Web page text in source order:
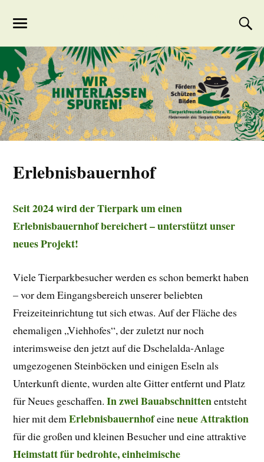
Erlebnisbauernhof
Seit 2024 wird der Tierpark um einen
Erlebnisbauernhof bereichert – unterstützt unser
neues Projekt!
Viele Tierparkbesucher werden es schon bemerkt haben
– vor dem Eingangsbereich unserer beliebten
Freizeiteinrichtung tut sich etwas. Auf der Fläche des
ehemaligen „Viehhofes“, der zuletzt nur noch
interimsweise den jetzt auf die Dschelalda-Anlage
umgezogenen Steinböcken und einigen Eseln als
Unterkunft diente, wurden alte Gitter entfernt und Platz
für Neues geschaffen.In zwei Bauabschnittenentsteht
hier mit demErlebnisbauernhofeineneue Attraktion
für die großen und kleinen Besucher und eine attraktive
Heimstatt für bedrohte, einheimische